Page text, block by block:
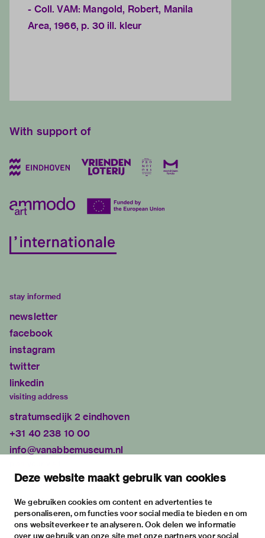
Deze website maakt gebruik van cookies
We gebruiken cookies om content en advertenties te
personaliseren, om functies voor social media te bieden en om
ons websiteverkeer te analyseren. Ook delen we informatie
over uw gebruik van onze site met onze partners voor social
- Coll. VAM: Mangold, Robert, Manila
Area, 1966, p. 30 ill. kleur
With support of
stay informed
newsletter
facebook
instagram
twitter
linkedin
visiting address
stratumsedijk 2 eindhoven
+31 40 238 10 00
info@vanabbemuseum.nl
exhibitions
activities
practical information
about